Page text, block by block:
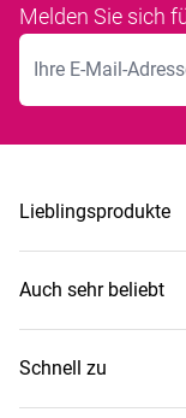
Melden Sie sich
E-Mailadresse
Lieblingsprodukte
Auch sehr beliebt
Schnell zu